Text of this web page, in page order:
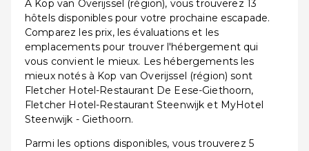
À Kop van Overijssel (région), vous trouverez 13
hôtels disponibles pour votre prochaine escapade.
Comparez les prix, les évaluations et les
emplacements pour trouver l'hébergement qui
vous convient le mieux. Les hébergements les
mieux notés à Kop van Overijssel (région) sont
Fletcher Hotel-Restaurant De Eese-Giethoorn,
Fletcher Hotel-Restaurant Steenwijk et MyHotel
Steenwijk - Giethoorn.
Parmi les options disponibles, vous trouverez 5